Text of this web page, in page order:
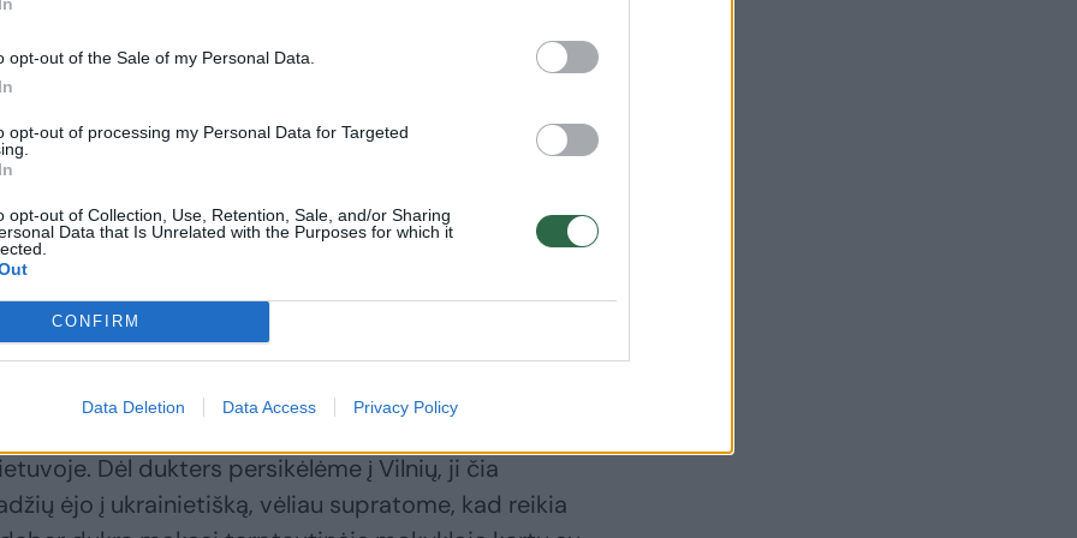
opt-out of the Sale of my Personal Data.
opt-out of processing my Personal Data for Targeted
opt-out of Collection, Use, Retention, Sale, and/or Sharing
Data that Is Unrelated with the Purposes for which it
CONFIRM
Data Deletion Data Access Privacy Policy
apsigyvenome pas nuostabią, labai inteligentišką
vasarnamyje Molėtuose, nuostabiame krašte.
ir dukrai po labai skaudžių išgyvenimų.
Lietuvoje jaučiuosi tarsi tai būtų mano šalis,
visada kartoju, kad turiu šeimą Ukrainoje ir
ilgai netrūks, tačiau atėjus rudeniui
Dėl dukters persikėlėme į Vilnių, ji čia
ėjo į ukrainietišką, vėliau supratome, kad reikia